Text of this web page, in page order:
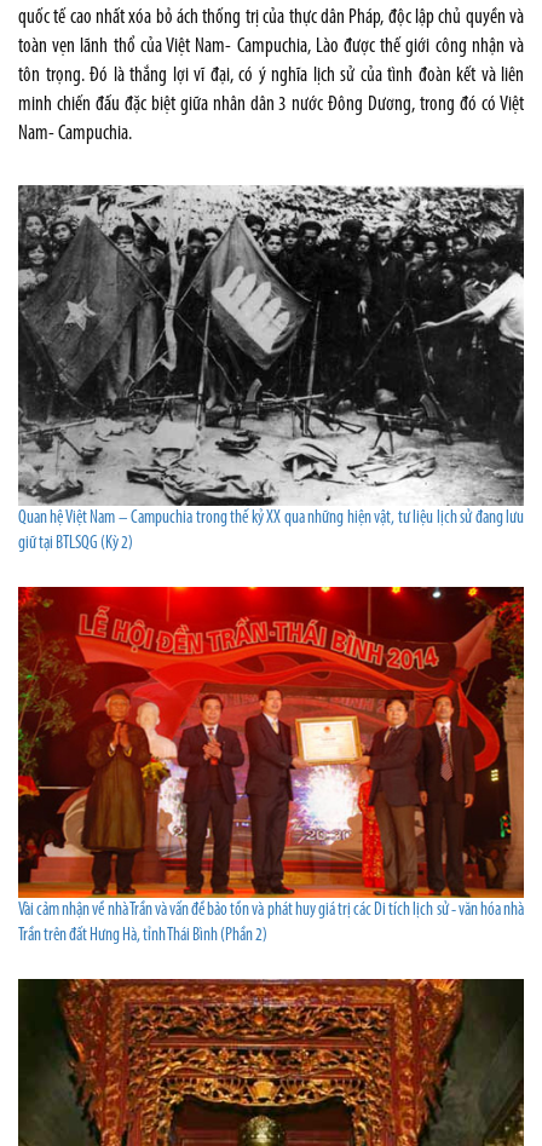
quốc tế cao nhất xóa bỏ ách thống trị của thực dân Pháp, độc lập chủ quyền và
toàn vẹn lãnh thổ của Việt Nam- Campuchia, Lào được thế giới công nhận và
tôn trọng. Đó là thắng lợi vĩ đại, có ý nghĩa lịch sử của tình đoàn kết và liên
minh chiến đấu đặc biệt giữa nhân dân 3 nước Đông Dương, trong đó có Việt
Nam- Campuchia.
Quan hệ Việt Nam – Campuchia trong thế kỷ XX qua những hiện vật, tư liệu lịch sử đang lưu
giữ tại BTLSQG (Kỳ 2)
Vài cảm nhận về nhà Trần và vấn đề bảo tồn và phát huy giá trị các Di tích lịch sử - văn hóa nhà
Trần trên đất Hưng Hà, tỉnh Thái Bình (Phần 2)